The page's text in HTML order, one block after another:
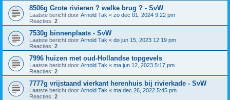
8506g Grote rivieren ? welke brug ? - SvW
Laatste bericht door Arnold Tak « zo dec 01, 2024 9:22 pm
Reacties: 2
7530g binnenplaats - SvW
Laatste bericht door Arnold Tak « do jun 15, 2023 12:19 pm
Reacties: 2
7996 huizen met oud-Hollandse topgevels
Laatste bericht door Arnold Tak « ma jun 12, 2023 5:17 pm
Reacties: 2
7777g vrijstaand vierkant herenhuis bij rivierkade - SvW
Laatste bericht door Arnold Tak « ma dec 26, 2022 5:45 pm
Reacties: 2